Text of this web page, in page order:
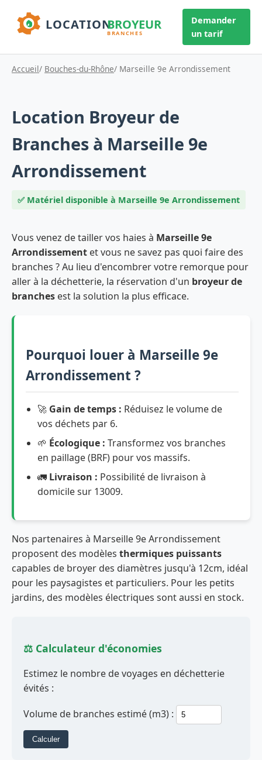
Demander
un tarif
Accueil/ Bouches-du-Rhône/ Marseille 9e Arrondissement
Location Broyeur de
Branches à Marseille 9e
Arrondissement
✅ Matériel disponible à Marseille 9e Arrondissement
Vous venez de tailler vos haies à Marseille 9e
Arrondissement et vous ne savez pas quoi faire des
branches ? Au lieu d'encombrer votre remorque pour
aller à la déchetterie, la réservation d'un broyeur de
branches est la solution la plus efficace.
Pourquoi louer à Marseille 9e
Arrondissement ?
🚀 Gain de temps : Réduisez le volume de
vos déchets par 6.
🌱 Écologique : Transformez vos branches
en paillage (BRF) pour vos massifs.
🚛 Livraison : Possibilité de livraison à
domicile sur 13009.
Nos partenaires à Marseille 9e Arrondissement
proposent des modèles thermiques puissants
capables de broyer des diamètres jusqu'à 12cm, idéal
pour les paysagistes et particuliers. Pour les petits
jardins, des modèles électriques sont aussi en stock.
⚖️ Calculateur d'économies
Estimez le nombre de voyages en déchetterie
évités :
Volume de branches estimé (m3) :
Calculer